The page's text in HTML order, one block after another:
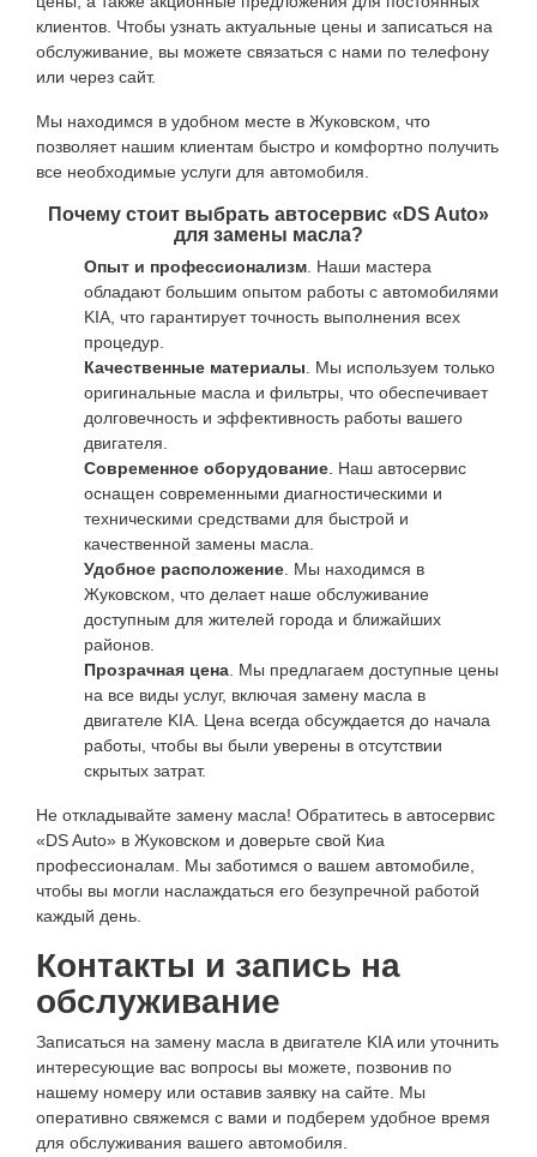
клиентов. Чтобы узнать актуальные цены и записаться на
обслуживание, вы можете связаться с нами по телефону
или через сайт.
Мы находимся в удобном месте в Жуковском, что
позволяет нашим клиентам быстро и комфортно получить
все необходимые услуги для автомобиля.
Почему стоит выбрать автосервис «DS Auto»
для замены масла?
Опыт и профессионализм . Наши мастера
обладают большим опытом работы с автомобилями
KIA, что гарантирует точность выполнения всех
процедур.
Качественные материалы . Мы используем только
оригинальные масла и фильтры, что обеспечивает
долговечность и эффективность работы вашего
двигателя.
Современное оборудование . Наш автосервис
оснащен современными диагностическими и
техническими средствами для быстрой и
качественной замены масла.
Удобное расположение . Мы находимся в
Жуковском, что делает наше обслуживание
доступным для жителей города и ближайших
районов.
Прозрачная цена . Мы предлагаем доступные цены
на все виды услуг, включая замену масла в
двигателе KIA. Цена всегда обсуждается до начала
работы, чтобы вы были уверены в отсутствии
скрытых затрат.
Не откладывайте замену масла! Обратитесь в автосервис
«DS Auto» в Жуковском и доверьте свой Киа
профессионалам. Мы заботимся о вашем автомобиле,
чтобы вы могли наслаждаться его безупречной работой
каждый день.
Контакты и запись на
обслуживание
Записаться на замену масла в двигателе KIA или уточнить
интересующие вас вопросы вы можете, позвонив по
нашему номеру или оставив заявку на сайте. Мы
оперативно свяжемся с вами и подберем удобное время
для обслуживания вашего автомобиля.